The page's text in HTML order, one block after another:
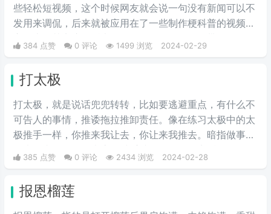
些轻松短视频，这个时候网友就会说一句没有新闻可以不
发用来调侃，后来就被应用在了一些制作梗科普的视频博
意味。“解梗博主”的嘲讽发言，指各类梗科普相关的作者
破梗、旧梗来敷衍了事，不被认可时，网友们就会评论一
句“没梗可以不发”。
384 点赞 0 评论 1499 浏览 2024-02-29
打太极
打太极，就是说话兜兜转转，比如要逃避重点，有什么不
可告人的事情，推诿拖拉推卸责任。像在练习太极中的太
极推手一样，你推来我让去，你让来我推去。暗指做事情
385 点赞 0 评论 2434 浏览 2024-02-28
报恩榴莲